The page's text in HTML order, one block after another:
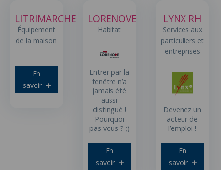
LITRIMARCHE
Équipement
de la maison
En
savoir
LORENOVE
Habitat
Entrer par la
fenêtre n’a
jamais été
aussi
distingué !
Pourquoi
pas vous ? ;)
En
savoir
LYNX RH
Services aux
particuliers et
entreprises
Devenez un
acteur de
l’emploi !
En
savoir